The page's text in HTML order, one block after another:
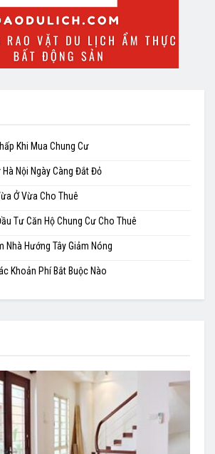
Khi Mua Chung Cư
Hà Nội Ngày Càng Đắt Đỏ
Ở Vừa Cho Thuê
Tư Căn Hộ Chung Cư Cho Thuê
Nhà Hướng Tây Giảm Nóng
Khoản Phí Bắt Buộc Nào